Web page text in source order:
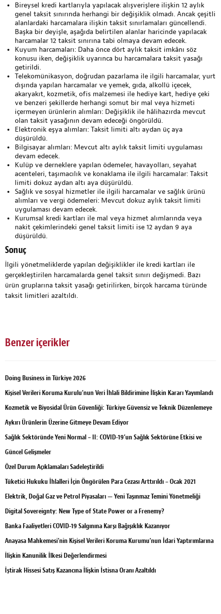
Bireysel kredi kartlarıyla yapılacak alışverişlere ilişkin 12 aylık
genel taksit sınırında herhangi bir değişiklik olmadı. Ancak çeşitli
alanlardaki harcamalara ilişkin taksit sınırlamaları güncellendi.
Başka bir deyişle, aşağıda belirtilen alanlar haricinde yapılacak
harcamalar 12 taksit sınırına tabi olmaya devam edecek.
Kuyum harcamaları: Daha önce dört aylık taksit imkânı söz
konusu iken, değişiklik uyarınca bu harcamalara taksit yasağı
getirildi.
Telekomünikasyon, doğrudan pazarlama ile ilgili harcamalar, yurt
dışında yapılan harcamalar ve yemek, gıda, alkollü içecek,
akaryakıt, kozmetik, ofis malzemesi ile hediye kart, hediye çeki
ve benzeri şekillerde herhangi somut bir mal veya hizmeti
içermeyen ürünlerin alımları: Değişiklik ile hâlihazırda mevcut
olan taksit yasağının devam edeceği öngörüldü.
Elektronik eşya alımları: Taksit limiti altı aydan üç aya
düşürüldü.
Bilgisayar alımları: Mevcut altı aylık taksit limiti uygulaması
devam edecek.
Kulüp ve derneklere yapılan ödemeler, havayolları, seyahat
acenteleri, taşımacılık ve konaklama ile ilgili harcamalar: Taksit
limiti dokuz aydan altı aya düşürüldü.
Sağlık ve sosyal hizmetler ile ilgili harcamalar ve sağlık ürünü
alımları ve vergi ödemeleri: Mevcut dokuz aylık taksit limiti
uygulaması devam edecek.
Kurumsal kredi kartları ile mal veya hizmet alımlarında veya
nakit çekimlerindeki genel taksit limiti ise 12 aydan 9 aya
düşürüldü.
Sonuç
İlgili yönetmeliklerde yapılan değişiklikler ile kredi kartları ile
gerçekleştirilen harcamalarda genel taksit sınırı değişmedi. Bazı
ürün gruplarına taksit yasağı getirilirken, birçok harcama türünde
taksit limitleri azaltıldı.
Benzer içerikler
Doing Business in Türkiye 2026
Kişisel Verileri Koruma Kurulu’nun Veri İhlali Bildirimine İlişkin Kararı Yayımlandı
Kozmetik ve Biyosidal Ürün Güvenliği: Türkiye Güvensiz ve Teknik Düzenlemeye
Aykırı Ürünlerin Üzerine Gitmeye Devam Ediyor
Sağlık Sektöründe Yeni Normal – II: COVID-19’un Sağlık Sektörüne Etkisi ve
Güncel Gelişmeler
Özel Durum Açıklamaları Sadeleştirildi
Tüketici Hukuku İhlalleri İçin Öngörülen Para Cezası Arttırıldı – Ocak 2021
Elektrik, Doğal Gaz ve Petrol Piyasaları — Yeni Taşınmaz Temini Yönetmeliği
Digital Sovereignty: New Type of State Power or a Frenemy?
Banka Faaliyetleri COVID-19 Salgınına Karşı Bağışıklık Kazanıyor
Anayasa Mahkemesi’nin Kişisel Verileri Koruma Kurumu’nun İdari Yaptırımlarına
İlişkin Kanunilik İlkesi Değerlendirmesi
İştirak Hissesi Satış Kazancına İlişkin İstisna Oranı Azaltıldı